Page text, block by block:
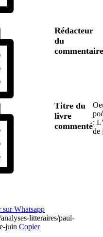
Rédacteur
du
commentaire
Titre du
livre
commenté:
de
litteraires/paul-
juin Copier